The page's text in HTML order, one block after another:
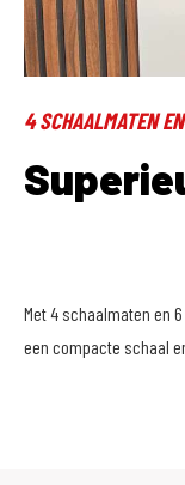
4 SCHAALMATEN
Met 4 schaalmaten en
een compacte schaal